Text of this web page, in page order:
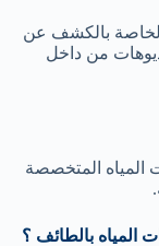
بالكشف عن
من داخل
المياه المتخصصة
المياه بالطائف ؟